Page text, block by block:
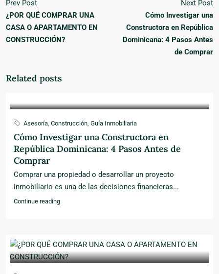
Prev Post
¿POR QUÉ COMPRAR UNA
CASA O APARTAMENTO EN
CONSTRUCCIÓN?
Next Post
Cómo Investigar una
Constructora en República
Dominicana: 4 Pasos Antes
de Comprar
Related posts
Asesoría, Construcción, Guía Inmobiliaria
Cómo Investigar una Constructora en
República Dominicana: 4 Pasos Antes de
Comprar
Comprar una propiedad o desarrollar un proyecto
inmobiliario es una de las decisiones financieras...
Continue reading